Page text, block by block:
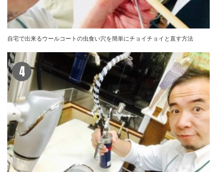
自宅で出来るウールコートの虫食い穴を簡単にチョイチョイと直す方法
4